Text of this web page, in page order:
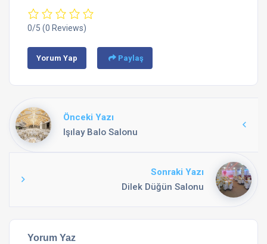
0/5 (0 Reviews)
Yorum Yap Paylaş
Önceki Yazı
Işılay Balo Salonu
Sonraki Yazı
Dilek Düğün Salonu
Yorum Yaz